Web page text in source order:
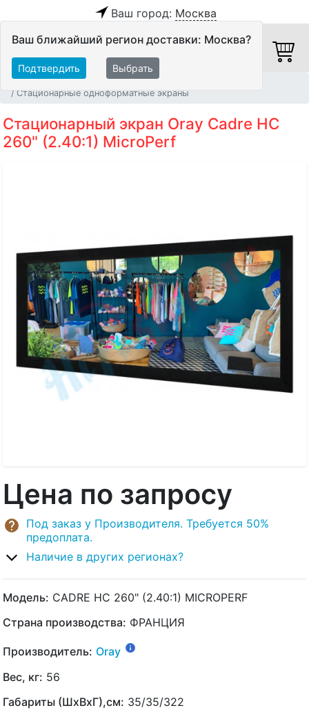
Ваш город: Москва
Ваш ближайший регион доставки: Москва?
Подтвердить Выбрать
Стационарные одноформатные экраны
Стационарный экран Oray Cadre HC
260" (2.40:1) MicroPerf
Цена по запросу
Под заказ у Производителя. Требуется 50%
предоплата.
Наличие в других регионах?
Модель: CADRE HC 260" (2.40:1) MICROPERF
Страна производства: ФРАНЦИЯ
Производитель: Oray
Вес, кг: 56
Габариты (ШхВхГ),см: 35/35/322